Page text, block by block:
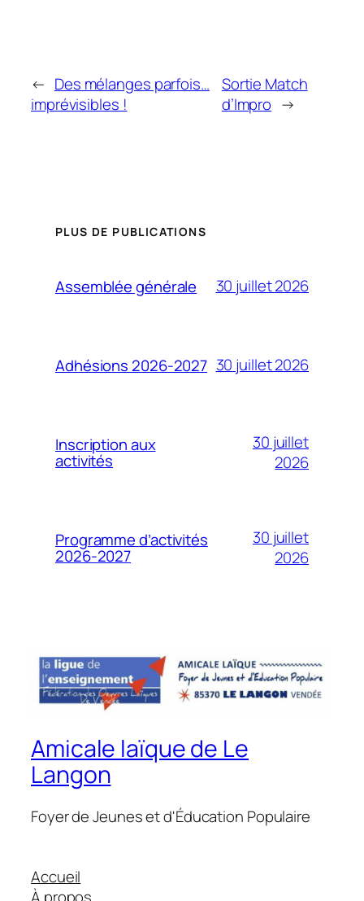
← Des mélanges parfois…
imprévisibles !
Sortie Match
d’Impro →
PLUS DE PUBLICATIONS
Assemblée générale 30 juillet 2026
Adhésions 2026-2027 30 juillet 2026
Inscription aux
activités
30 juillet
2026
Programme d’activités
2026-2027
30 juillet
2026
Amicale laïque de Le
Langon
Foyer de Jeunes et d'Éducation Populaire
Accueil